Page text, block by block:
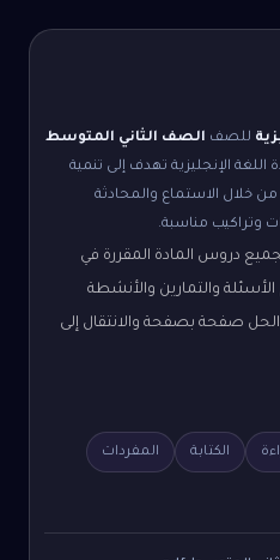
للصف الصف الثاني المتوسط
اللغة الإنجليزية تهدف إلى تنمية
من خلال الاستماع والمحادثة
وتراكيب مناسبة.
دروس المادة المقررة في
والتمارين والأنشطة
صفحة بصفحة والانتقال إلى
الكتابة المفردات